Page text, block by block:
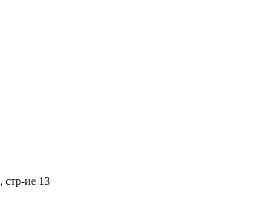
стр-ие 13